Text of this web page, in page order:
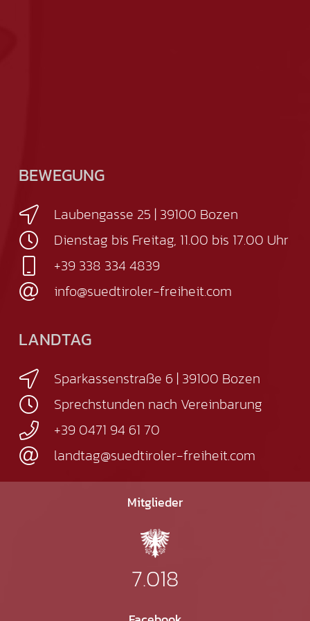
BEWEGUNG
Laubengasse 25 | 39100 Bozen
Dienstag bis Freitag, 11.00 bis 17.00 Uhr
+39 338 334 4839
info@suedtiroler-freiheit.com
LANDTAG
Sparkassenstraße 6 | 39100 Bozen
Sprechstunden nach Vereinbarung
+39 0471 94 61 70
landtag@suedtiroler-freiheit.com
Mitglieder
7.018